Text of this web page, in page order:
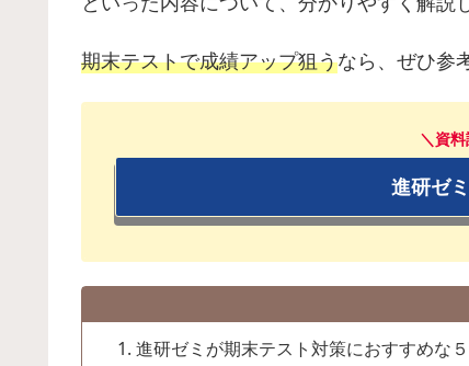
期末テストで成績アップ狙うなら、ぜひ参
＼資
進研ゼ
進研ゼミが期末テスト対策におすすめな